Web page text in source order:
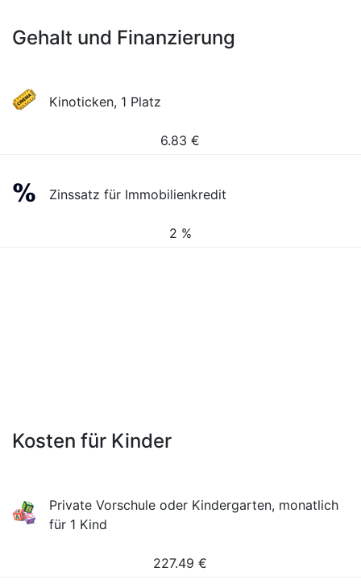
Gehalt und Finanzierung
Kinoticken, 1 Platz
6.83 €
Zinssatz für Immobilienkredit
2 %
Kosten für Kinder
Private Vorschule oder Kindergarten, monatlich
für 1 Kind
227.49 €